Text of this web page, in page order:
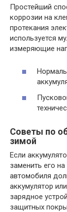
Простейший
коррозии на
протекания
используется
измеряющие
Советы по
зимой
Если
заменить его
автомобиля
аккумулятор
зарядное
защитных